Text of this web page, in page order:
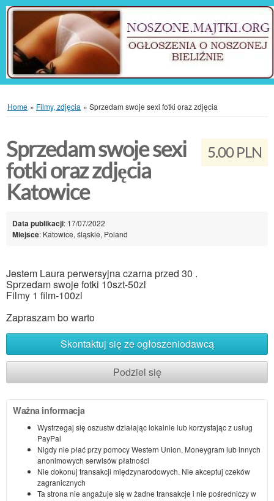
Home » Filmy, zdjęcia » Sprzedam swoje sexi fotki oraz zdjęcia
5.00 PLN
Sprzedam swoje sexi
fotki oraz zdjęcia
Katowice
Data publikacji: 17/07/2022
Miejsce: Katowice, śląskie, Poland
Jestem Laura perwersyjna czarna przed 30 .
Sprzedam swoje fotki 10szt-50zl
Filmy 1 film-100zl
Zapraszam bo warto
Skontaktuj się ze ogłoszeniodawcą
Podziel się
Ważna informacja
Wystrzegaj się oszustw działając lokalnie lub korzystając z usług
PayPal
Nigdy nie płać przy pomocy Western Union, Moneygram lub innych
anonimowych serwisów płatności
Nie dokonuj transakcji międzynarodowych. Nie akceptuj czeków
zagranicznych
Ta strona nie angażuje się w żadne transakcje i nie pośredniczy w